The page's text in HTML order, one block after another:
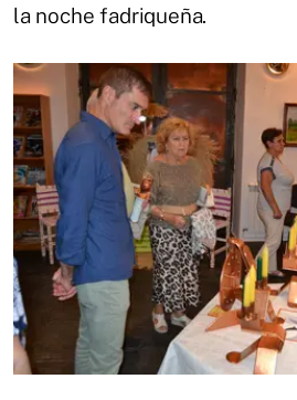
la noche fadriqueña.